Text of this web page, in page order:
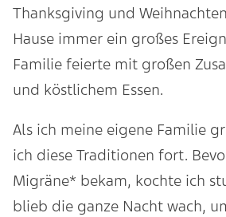
Thanksgiving und
Hause immer ein großes
Familie feierte mit großen
und köstlichem Essen.
Als ich meine eigene Familie
ich diese Traditionen fort.
Migräne* bekam, kochte ich
blieb die ganze Nacht wach,